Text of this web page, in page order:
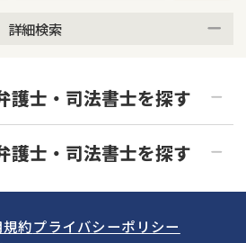
詳細検索
土日祝の相談可能
護士・司法書士を探す
青森県
護士・司法書士を探す
個人再生
約プライバシーポリシー